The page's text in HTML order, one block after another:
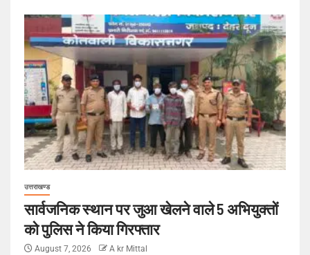
उत्तराखण्ड
सार्वजनिक स्थान पर जुआ खेलने वाले 5 अभियुक्तों
को पुलिस ने किया गिरफ्तार
August 7, 2026 A kr Mittal